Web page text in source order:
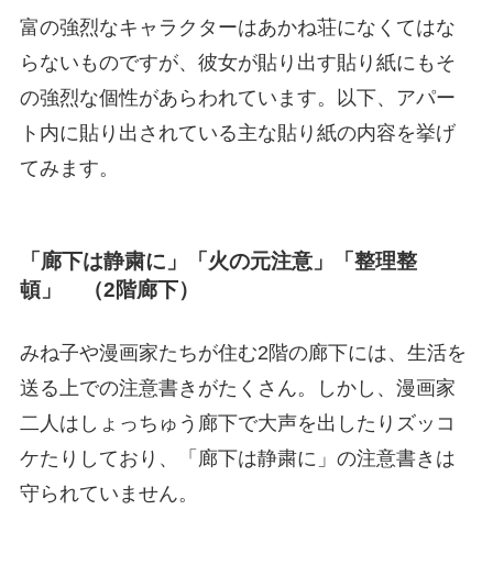
富の強烈なキャラクターはあかね荘になくてはな
らないものですが、彼女が貼り出す貼り紙にもそ
の強烈な個性があらわれています。以下、アパー
ト内に貼り出されている主な貼り紙の内容を挙げ
てみます。
「廊下は静粛に」「火の元注意」「整理整
頓」 （2階廊下）
みね子や漫画家たちが住む2階の廊下には、生活を
送る上での注意書きがたくさん。しかし、漫画家
二人はしょっちゅう廊下で大声を出したりズッコ
ケたりしており、「廊下は静粛に」の注意書きは
守られていません。